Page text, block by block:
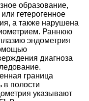
образование,
гетерогенное
а также нарушена
Раннюю
эндометрия
диагноза
граница
в полости
указывают